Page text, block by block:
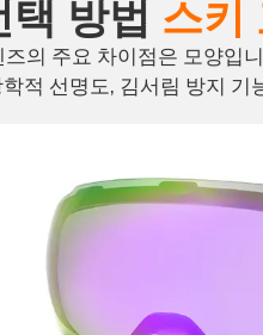
택 방법 스키
의 주요 차이점은 모양입
학적 선명도, 김서림 방지 기